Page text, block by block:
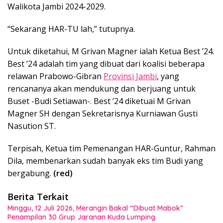
Walikota Jambi 2024-2029.
“Sekarang HAR-TU lah,” tutupnya.
Untuk diketahui, M Grivan Magner ialah Ketua Best ’24.
Best ’24 adalah tim yang dibuat dari koalisi beberapa
relawan Prabowo-Gibran Provinsi Jambi, yang
rencananya akan mendukung dan berjuang untuk
Buset -Budi Setiawan-. Best ’24 diketuai M Grivan
Magner SH dengan Sekretarisnya Kurniawan Gusti
Nasution ST.
Terpisah, Ketua tim Pemenangan HAR-Guntur, Rahman
Dila, membenarkan sudah banyak eks tim Budi yang
bergabung. (red)
Berita Terkait
Minggu, 12 Juli 2026, Merangin Bakal “Dibuat Mabok”
Penampilan 30 Grup Jaranan Kuda Lumping